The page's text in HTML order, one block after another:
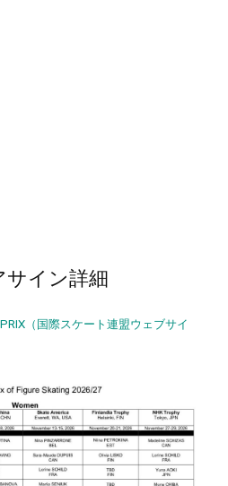
イン詳細
（国際スケート連盟ウェブサイ